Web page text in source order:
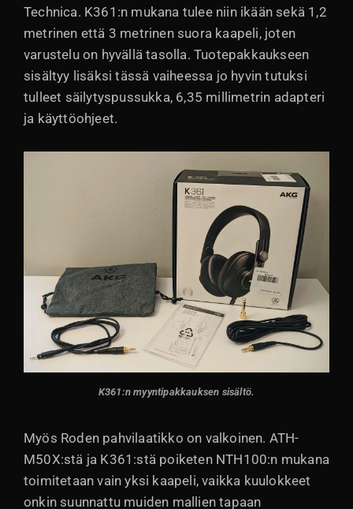
Technica. K361:n mukana tulee niin ikään sekä 1,2
metrinen että 3 metrinen suora kaapeli, joten
varustelu on hyvällä tasolla. Tuotepakkaukseen
sisältyy lisäksi tässä vaiheessa jo hyvin tutuksi
tulleet säilytyspussukka, 6,35 millimetrin adapteri
ja käyttöohjeet.
K361:n myyntipakkauksen sisältö.
Myös Roden pahvilaatikko on valkoinen. ATH-
M50X:stä ja K361:stä poiketen NTH100:n mukana
toimitetaan vain yksi kaapeli, vaikka kuulokkeet
onkin suunnattu muiden mallien tapaan